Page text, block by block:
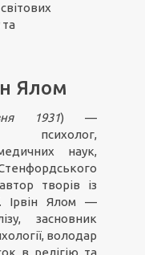
Ялом
1931) —
наук,
творів із
Ірвін Ялом —
засновник
володар
в релігію та